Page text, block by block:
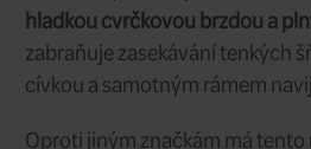
Velikost: #45
5